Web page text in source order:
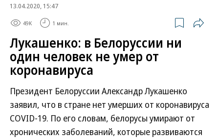
13.04.2020, 15:47
49K 1 мин.
Лукашенко: в Белоруссии ни
один человек не умер от
коронавируса
Президент Белоруссии Александр Лукашенко
заявил, что в стране нет умерших от коронавируса
COVID-19. По его словам, белорусы умирают от
хронических заболеваний, которые развиваются